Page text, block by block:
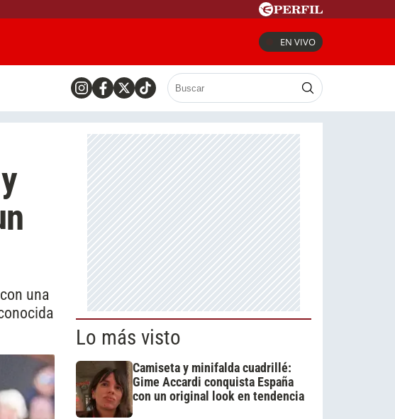
EN VIVO
una
Lo más visto
Camiseta y minifalda cuadrillé:
Gime Accardi conquista España
con un original look en tendencia